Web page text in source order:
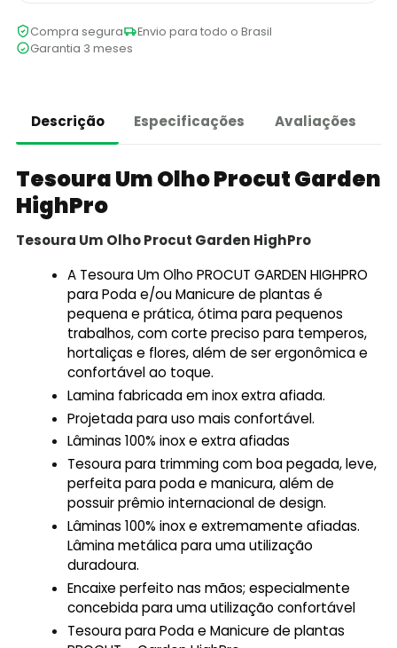
Compra segura
Envio para todo o Brasil
Garantia 3 meses
Descrição Especificações Avaliações
Tesoura Um Olho Procut Garden
HighPro
Tesoura Um Olho Procut Garden HighPro
A Tesoura Um Olho PROCUT GARDEN HIGHPRO
para Poda e/ou Manicure de plantas é
pequena e prática, ótima para pequenos
trabalhos, com corte preciso para temperos,
hortaliças e flores, além de ser ergonômica e
confortável ao toque.
Lamina fabricada em inox extra afiada.
Projetada para uso mais confortável.
Lâminas 100% inox e extra afiadas
Tesoura para trimming com boa pegada, leve,
perfeita para poda e manicura, além de
possuir prêmio internacional de design.
Lâminas 100% inox e extremamente afiadas.
Lâmina metálica para uma utilização
duradoura.
Encaixe perfeito nas mãos; especialmente
concebida para uma utilização confortável
Tesoura para Poda e Manicure de plantas